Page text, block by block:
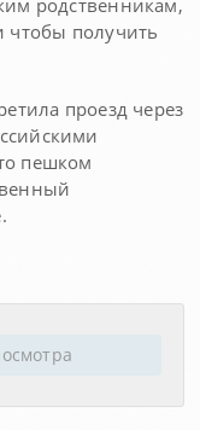
родственникам,
чтобы получить
проезд через
пешком